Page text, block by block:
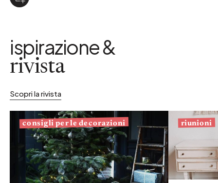
ispirazione &
rivista
Scopri la rivista
consigli per le decorazioni riunioni